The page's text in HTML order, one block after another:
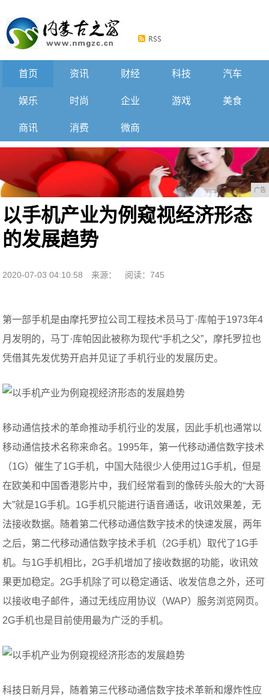
首页 资讯 财经 科技 汽车
娱乐 时尚 企业 游戏 美食
商讯 消费 微商
广告
以手机产业为例窥视经济形态
的发展趋势
2020-07-03 04:10:58 来源： 阅读：745
第一部手机是由摩托罗拉公司工程技术员马丁·库帕于1973年4
月发明的，马丁·库帕因此被称为现代“手机之父”，摩托罗拉也
凭借其先发优势开启并见证了手机行业的发展历史。
移动通信技术的革命推动手机行业的发展，因此手机也通常以
移动通信技术名称来命名。1995年，第一代移动通信数字技术
（1G）催生了1G手机，中国大陆很少人使用过1G手机，但是
在欧美和中国香港影片中，我们经常看到的像砖头般大的“大哥
大”就是1G手机。1G手机只能进行语音通话，收讯效果差，无
法接收数据。随着第二代移动通信数字技术的快速发展，两年
之后，第二代移动通信数字技术手机（2G手机）取代了1G手
机。与1G手机相比，2G手机增加了接收数据的功能，收讯效
果更加稳定。2G手机除了可以稳定通话、收发信息之外，还可
以接收电子邮件，通过无线应用协议（WAP）服务浏览网页。
2G手机也是目前使用最为广泛的手机。
科技日新月异，随着第三代移动通信数字技术革新和爆炸性应